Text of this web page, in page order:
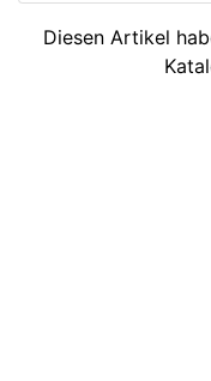
Diesen Artikel